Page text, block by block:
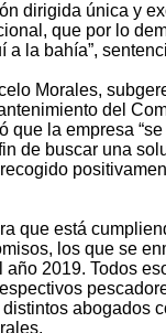
dirigida única y
que por lo
a la bahía”,
Morales,
del
que la empresa
de buscar una
que está
los que se
año 2019. Todos
abogados